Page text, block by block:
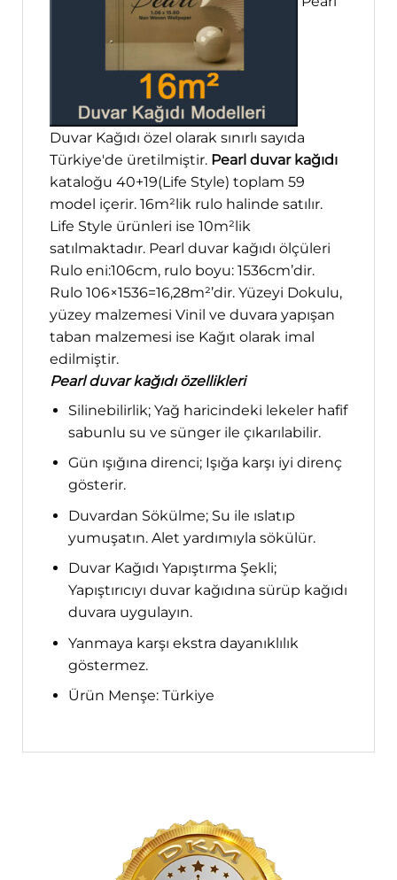
Duvar Kağıdı özel olarak sınırlı sayıda
Türkiye'de üretilmiştir. Pearl duvar kağıdı
kataloğu 40+19(Life Style) toplam 59
model içerir. 16m²lik rulo halinde satılır.
Life Style ürünleri ise 10m²lik
satılmaktadır. Pearl duvar kağıdı ölçüleri
Rulo eni:106cm, rulo boyu: 1536cm’dir.
Rulo 106×1536=16,28m²’dir. Yüzeyi Dokulu,
yüzey malzemesi Vinil ve duvara yapışan
taban malzemesi ise Kağıt olarak imal
edilmiştir.
Pearl duvar kağıdı özellikleri
Silinebilirlik; Yağ haricindeki lekeler hafif
sabunlu su ve sünger ile çıkarılabilir.
Gün ışığına direnci; Işığa karşı iyi direnç
gösterir.
Duvardan Sökülme; Su ile ıslatıp
yumuşatın. Alet yardımıyla sökülür.
Duvar Kağıdı Yapıştırma Şekli;
Yapıştırıcıyı duvar kağıdına sürüp kağıdı
duvara uygulayın.
Yanmaya karşı ekstra dayanıklılık
göstermez.
Ürün Menşe: Türkiye